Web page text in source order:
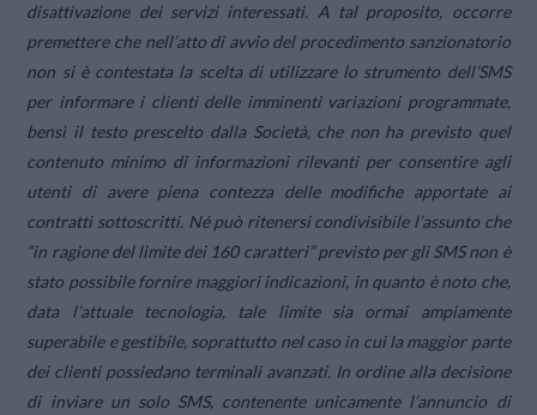
disattivazione dei servizi interessati. A tal proposito, occorre
premettere che nell’atto di avvio del procedimento sanzionatorio
non si è contestata la scelta di utilizzare lo strumento dell’SMS
per informare i clienti delle imminenti variazioni programmate,
bensì il testo prescelto dalla Società, che non ha previsto quel
contenuto minimo di informazioni rilevanti per consentire agli
utenti di avere piena contezza delle modifiche apportate ai
contratti sottoscritti. Né può ritenersi condivisibile l’assunto che
“in ragione del limite dei 160 caratteri” previsto per gli SMS non è
stato possibile fornire maggiori indicazioni, in quanto è noto che,
data l’attuale tecnologia, tale limite sia ormai ampiamente
superabile e gestibile, soprattutto nel caso in cui la maggior parte
dei clienti possiedano terminali avanzati. In ordine alla decisione
di inviare un solo SMS, contenente unicamente l’annuncio di